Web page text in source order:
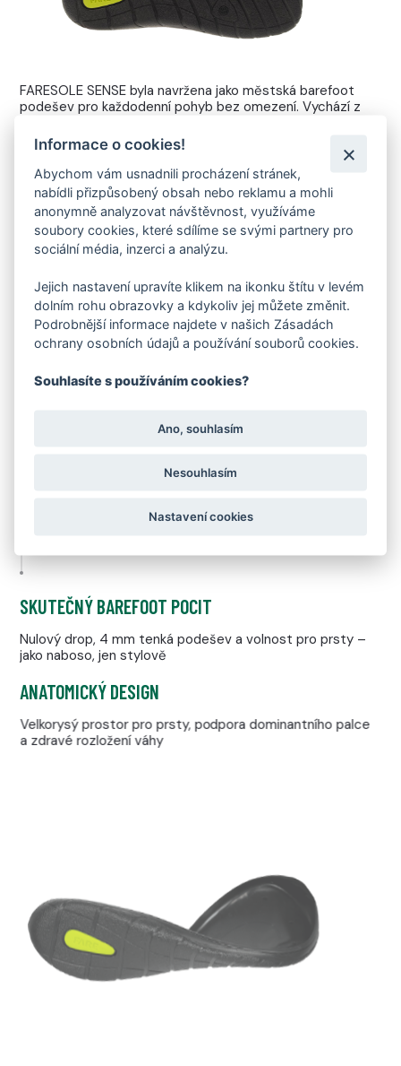
FARESOLE SENSE byla navržena jako městská barefoot
podešev pro každodenní pohyb bez omezení. Vychází z
FARE ve Valašských Kloboukách a klade důraz na čistý
design, funkčnost a přirozený pohyb chodidla.
Tenká konstrukce, nulový drop a jemně strukturovaný
povrch zajišťují autentický barefoot pocit při chůzi po
městě. Podešev poskytuje přirozený kontakt se zemí,
lehkost a komfort při celodenním nošení – v práci, ve
volném čase i při běžném městském provozu.
VYVINUTO A VYROBENO VE FARE
Vlastní konstrukce navržená pro městské prostředí,
SKUTEČNÝ BAREFOOT POCIT
Nulový drop, 4 mm tenká podešev a volnost pro prsty –
jako naboso, jen stylově
ANATOMICKÝ DESIGN
Velkorysý prostor pro prsty, podpora dominantního palce
a zdravé rozložení váhy
Informace o cookies!
Abychom vám usnadnili procházení stránek,
nabídli přizpůsobený obsah nebo reklamu a mohli
anonymně analyzovat návštěvnost, využíváme
soubory cookies, které sdílíme se svými partnery pro
sociální média, inzerci a analýzu.
Jejich nastavení upravíte klikem na ikonku štítu v levém
dolním rohu obrazovky a kdykoliv jej můžete změnit.
Podrobnější informace najdete v našich Zásadách
ochrany osobních údajů a používání souborů cookies.
Souhlasíte s používáním cookies?
Ano, souhlasím
Nesouhlasím
Nastavení cookies